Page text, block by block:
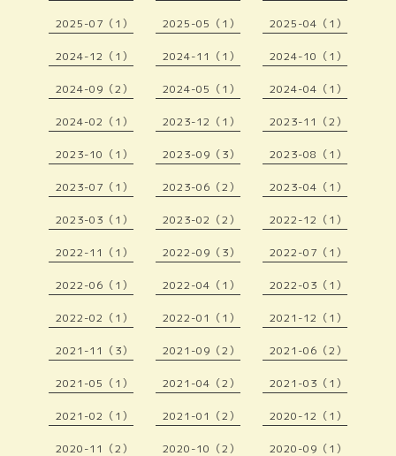
2025-07（1） 2025-05（1） 2025-04（1）
2024-12（1） 2024-11（1） 2024-10（1）
2024-09（2） 2024-05（1） 2024-04（1）
2024-02（1） 2023-12（1） 2023-11（2）
2023-10（1） 2023-09（3） 2023-08（1）
2023-07（1） 2023-06（2） 2023-04（1）
2023-03（1） 2023-02（2） 2022-12（1）
2022-11（1） 2022-09（3） 2022-07（1）
2022-06（1） 2022-04（1） 2022-03（1）
2022-02（1） 2022-01（1） 2021-12（1）
2021-11（3） 2021-09（2） 2021-06（2）
2021-05（1） 2021-04（2） 2021-03（1）
2021-02（1） 2021-01（2） 2020-12（1）
2020-11（2） 2020-10（2） 2020-09（1）